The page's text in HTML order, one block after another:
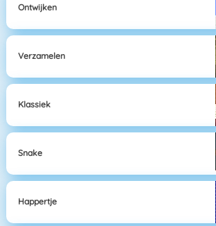
Ontwijken
Verzamelen
Klassiek
Snake
Happertje